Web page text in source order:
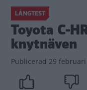
LÅNGTEST
Toyota C-
knytnäven
Publicerad 29 februari